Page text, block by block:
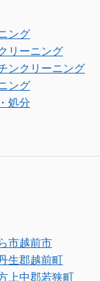
ング
リーニング
ンクリーニング
ング
処分
市越前市
生郡越前町
上中郡若狭町